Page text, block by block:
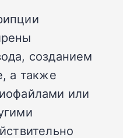
созданием
а также
или